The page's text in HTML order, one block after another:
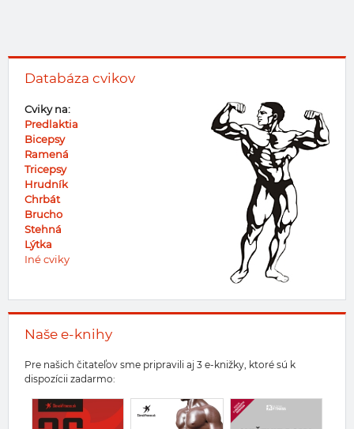
Databáza cvikov
Cviky na:
Predlaktia
Bicepsy
Ramená
Tricepsy
Hrudník
Chrbát
Brucho
Stehná
Lýtka
Iné cviky
Naše e-knihy
Pre našich čitateľov sme pripravili aj 3 e-knižky, ktoré sú k
dispozícii zadarmo: